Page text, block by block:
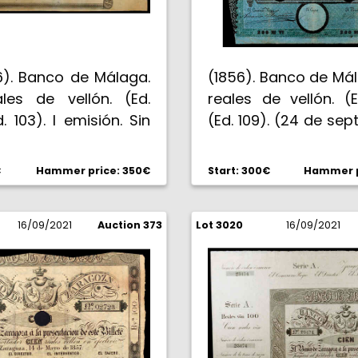
Banco de Málaga.
de vellón. (Ed.
103). I emisión. Sin
Con matrices
Prueba
en negro sobre
sin marcas de
manuscrita
1862-Private
Se trata de
de aprobación
como indica la
Hammer price: 350€
(1856). Banco de
reales de vellón.
(Ed. 109). (24 de
manuscritas en
rúbricas en
taladros.
PMG como Very Fine
MBC.
Start: 300€ Hammer
16/09/2021 Auction 373 Lot 3020 16/09/2021